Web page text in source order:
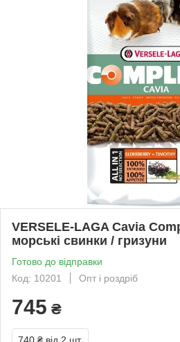
VERSELE-LAGA Cavia
морські свинки / гризуни
Готово до відправки
Код: 10201
Опт і роздріб
745 ₴
740 ₴ від 2 шт.